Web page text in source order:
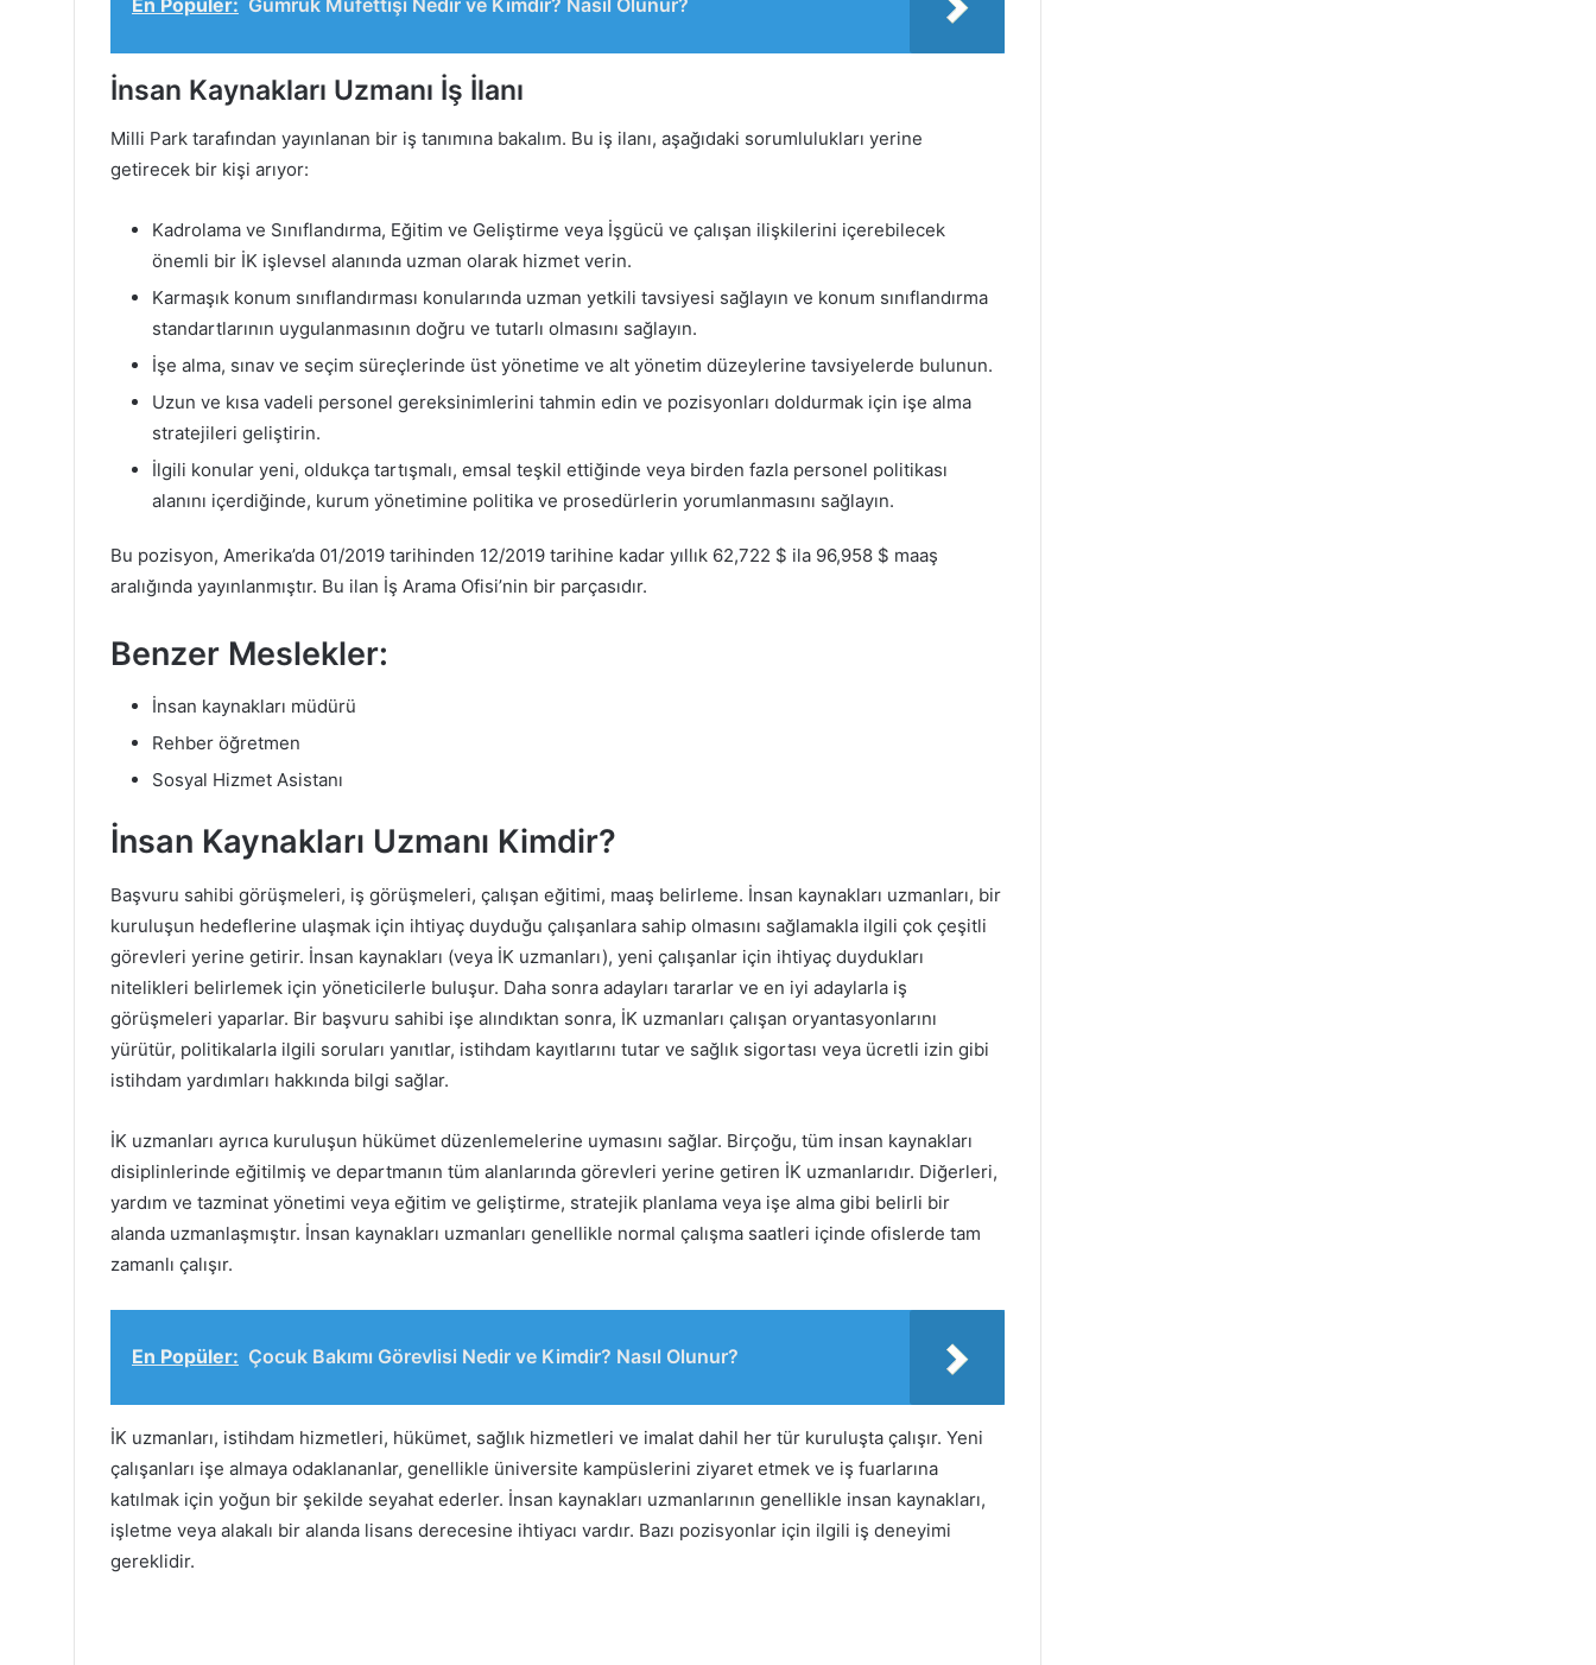
En Popüler: Gümrük Müfettişi Nedir ve Kimdir? Nasıl Olunur?
İnsan Kaynakları Uzmanı İş İlanı
Milli Park tarafından yayınlanan bir iş tanımına bakalım. Bu iş ilanı, aşağıdaki sorumlulukları yerine
getirecek bir kişi arıyor:
Kadrolama ve Sınıflandırma, Eğitim ve Geliştirme veya İşgücü ve çalışan ilişkilerini içerebilecek
önemli bir İK işlevsel alanında uzman olarak hizmet verin.
Karmaşık konum sınıflandırması konularında uzman yetkili tavsiyesi sağlayın ve konum sınıflandırma
standartlarının uygulanmasının doğru ve tutarlı olmasını sağlayın.
İşe alma, sınav ve seçim süreçlerinde üst yönetime ve alt yönetim düzeylerine tavsiyelerde bulunun.
Uzun ve kısa vadeli personel gereksinimlerini tahmin edin ve pozisyonları doldurmak için işe alma
stratejileri geliştirin.
İlgili konular yeni, oldukça tartışmalı, emsal teşkil ettiğinde veya birden fazla personel politikası
alanını içerdiğinde, kurum yönetimine politika ve prosedürlerin yorumlanmasını sağlayın.
Bu pozisyon, Amerika’da 01/2019 tarihinden 12/2019 tarihine kadar yıllık 62,722 $ ila 96,958 $ maaş
aralığında yayınlanmıştır. Bu ilan İş Arama Ofisi’nin bir parçasıdır.
Benzer Meslekler:
İnsan kaynakları müdürü
Rehber öğretmen
Sosyal Hizmet Asistanı
İnsan Kaynakları Uzmanı Kimdir?
Başvuru sahibi görüşmeleri, iş görüşmeleri, çalışan eğitimi, maaş belirleme. İnsan kaynakları uzmanları, bir
kuruluşun hedeflerine ulaşmak için ihtiyaç duyduğu çalışanlara sahip olmasını sağlamakla ilgili çok çeşitli
görevleri yerine getirir. İnsan kaynakları (veya İK uzmanları), yeni çalışanlar için ihtiyaç duydukları
nitelikleri belirlemek için yöneticilerle buluşur. Daha sonra adayları tararlar ve en iyi adaylarla iş
görüşmeleri yaparlar. Bir başvuru sahibi işe alındıktan sonra, İK uzmanları çalışan oryantasyonlarını
yürütür, politikalarla ilgili soruları yanıtlar, istihdam kayıtlarını tutar ve sağlık sigortası veya ücretli izin gibi
istihdam yardımları hakkında bilgi sağlar.
İK uzmanları ayrıca kuruluşun hükümet düzenlemelerine uymasını sağlar. Birçoğu, tüm insan kaynakları
disiplinlerinde eğitilmiş ve departmanın tüm alanlarında görevleri yerine getiren İK uzmanlarıdır. Diğerleri,
yardım ve tazminat yönetimi veya eğitim ve geliştirme, stratejik planlama veya işe alma gibi belirli bir
alanda uzmanlaşmıştır. İnsan kaynakları uzmanları genellikle normal çalışma saatleri içinde ofislerde tam
zamanlı çalışır.
En Popüler: Çocuk Bakımı Görevlisi Nedir ve Kimdir? Nasıl Olunur?
İK uzmanları, istihdam hizmetleri, hükümet, sağlık hizmetleri ve imalat dahil her tür kuruluşta çalışır. Yeni
çalışanları işe almaya odaklananlar, genellikle üniversite kampüslerini ziyaret etmek ve iş fuarlarına
katılmak için yoğun bir şekilde seyahat ederler. İnsan kaynakları uzmanlarının genellikle insan kaynakları,
işletme veya alakalı bir alanda lisans derecesine ihtiyacı vardır. Bazı pozisyonlar için ilgili iş deneyimi
gereklidir.